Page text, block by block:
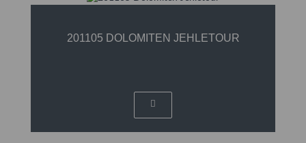
201105 DOLOMITEN JEHLETOUR